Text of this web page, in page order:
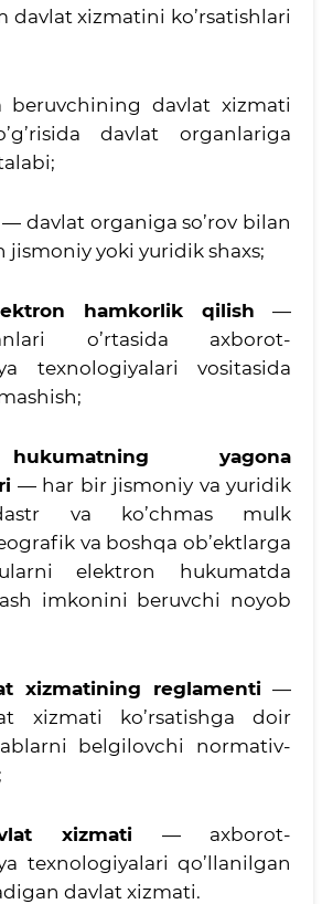
davlat xizmatini ko’rsatishlari
davlat xizmati
davlat organlariga
davlat organiga so’rov bilan
jismoniy yoki yuridik shaxs;
hamkorlik qilish —
o’rtasida axborot-
texnologiyalari vositasida
yagona
— har bir jismoniy va yuridik
va ko’chmas mulk
va boshqa ob’ektlarga
elektron hukumatda
imkonini beruvchi noyob
xizmatining reglamenti —
xizmati ko’rsatishga doir
belgilovchi normativ-
xizmati — axborot-
texnologiyalari qo’llanilgan
davlat xizmati.